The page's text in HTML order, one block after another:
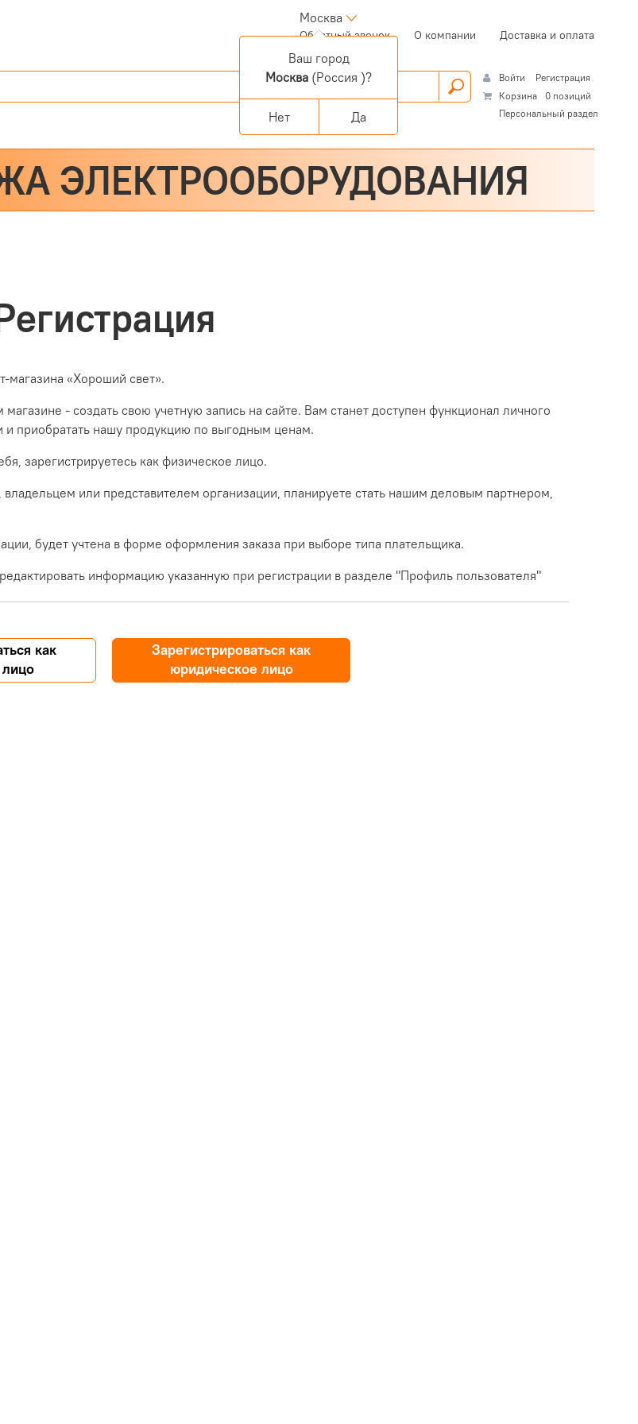
Москва
Обратный звонок(current)О компании Доставка и оплата
Войти
Регистрация
Корзина
0 позиций
Персональный раздел
ЭЛЕКТРООБОРУДОВАНИЯ
магазина «Хороший свет».
- создать свою учетную запись на сайте. Вам станет доступен функционал личного
и приобратать нашу продукцию по выгодным ценам.
зарегистрируетесь как физическое лицо.
или представителем организации, планируете стать нашим деловым партнером,
будет учтена в форме оформления заказа при выборе типа плательщика.
информацию указанную при регистрации в разделе "Профиль пользователя"
как
Зарегистрироваться как
юридическое лицо
Ваш город
Москва (Россия )?
Нет Да